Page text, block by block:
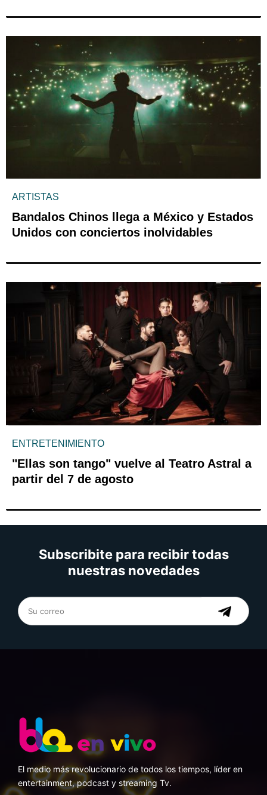
ARTISTAS
Bandalos Chinos llega a México y Estados
Unidos con conciertos inolvidables
ENTRETENIMIENTO
"Ellas son tango" vuelve al Teatro Astral a
partir del 7 de agosto
Subscribite para recibir todas
nuestras novedades
El medio más revolucionario de todos los tiempos, líder en
entertainment, podcast y streaming Tv.